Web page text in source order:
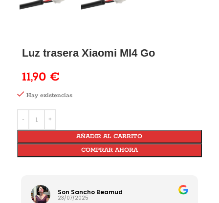
Luz trasera Xiaomi MI4 Go
11,90 €
Son Sancho Beamud
23/07/2025
Hay existencias
AÑADIR AL CARRITO
COMPRAR AHORA